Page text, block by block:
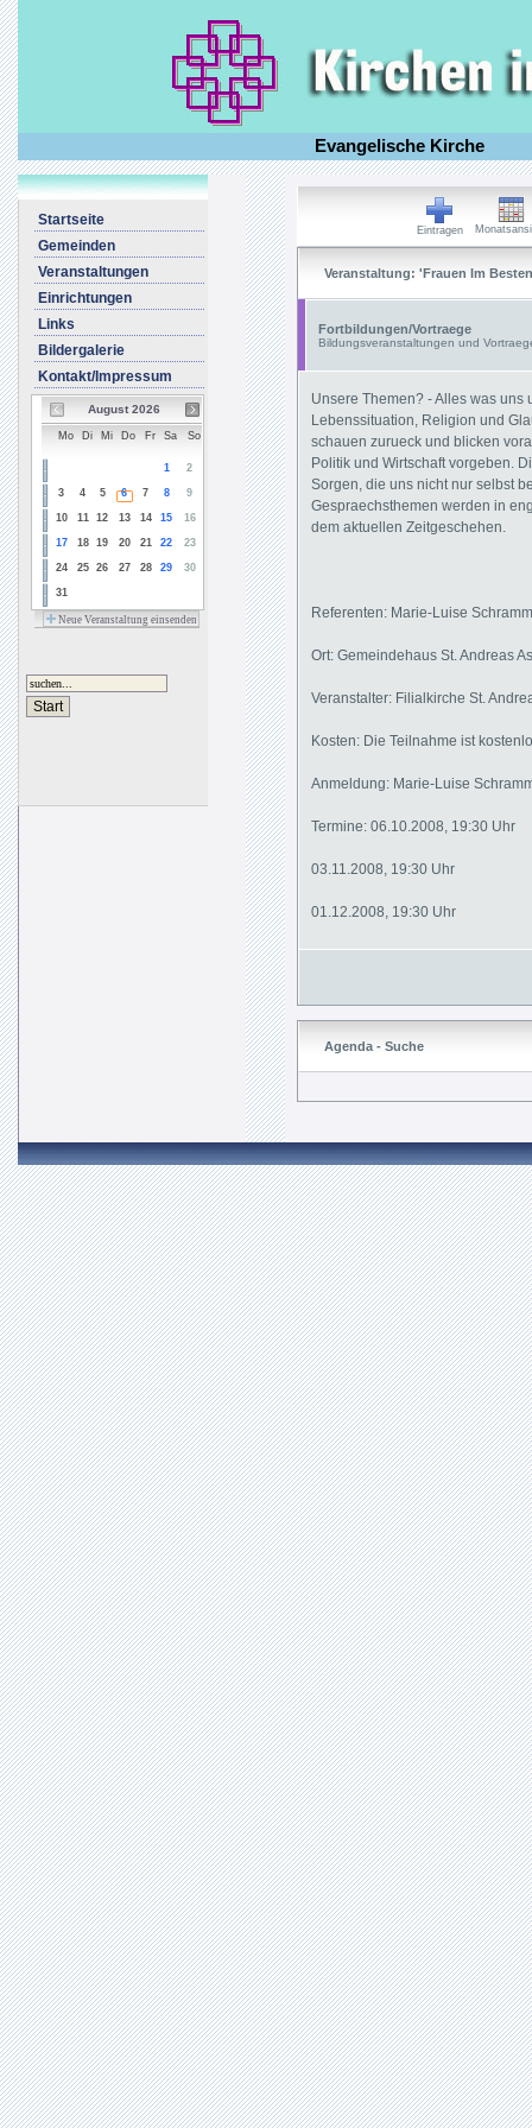
Evangelische Kirche
Startseite
Gemeinden
Veranstaltungen
Einrichtungen
Links
Bildergalerie
Kontakt/Impressum
August 2026
Mo Di Mi Do Fr Sa So
1 2
3 4 5 6 7 8 9
10 11 12 13 14 15 16
17 18 19 20 21 22 23
24 25 26 27 28 29 30
31
Neue Veranstaltung einsenden
Eintragen
Veranstaltung: 'Frauen Im
Fortbildungen/Vortraege
Bildungsveranstaltungen und
Unsere Themen? - Alles was
Lebenssituation, Religion und
schauen zurueck und blicken
Politik und Wirtschaft vorgeben.
Sorgen, die uns nicht nur selbst
Gespraechsthemen werden in
dem aktuellen Zeitgeschehen.
Referenten: Marie-Luise
Ort: Gemeindehaus St. Andreas
Veranstalter: Filialkirche St.
Kosten: Die Teilnahme ist
Anmeldung: Marie-Luise
Termine: 06.10.2008, 19:30 Uhr
03.11.2008, 19:30 Uhr
01.12.2008, 19:30 Uhr
Agenda - Suche